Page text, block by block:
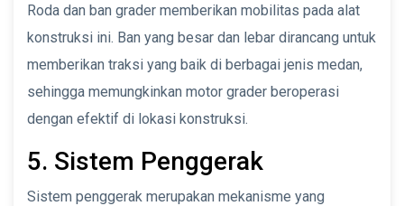
Roda dan ban grader memberikan mobilitas pada alat
konstruksi ini. Ban yang besar dan lebar dirancang untuk
memberikan traksi yang baik di berbagai jenis medan,
sehingga memungkinkan motor grader beroperasi
dengan efektif di lokasi konstruksi.
5. Sistem Penggerak
Sistem penggerak merupakan mekanisme yang